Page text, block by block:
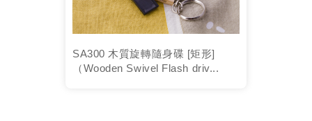
SA300 木質旋轉隨身碟 [矩形]
（Wooden Swivel Flash driv...